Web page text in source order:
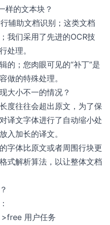
样的文本块？
辅助文档识别；这类文档
我们采用了先进的OCR技
处理。
的；您肉眼可见的“补丁”是
做的特殊处理。
大小不一的情况？
度往往会超出原文，为了保
译文字体进行了自动缩小处
入加长的译文。
字体比原文或者周围行块更
式解析算法，以让整体文档
用户任务